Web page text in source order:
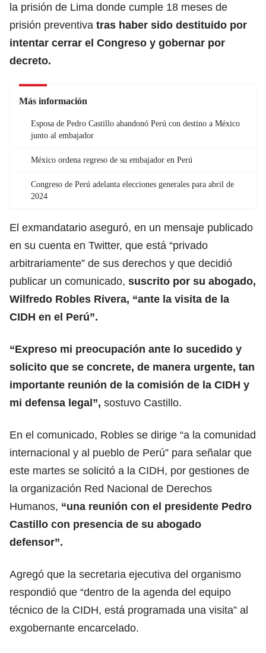
la prisión de Lima donde cumple 18 meses de
prisión preventiva tras haber sido destituido por
intentar cerrar el Congreso y gobernar por
decreto.
Más información
Esposa de Pedro Castillo abandonó Perú con destino a México
junto al embajador
México ordena regreso de su embajador en Perú
Congreso de Perú adelanta elecciones generales para abril de
2024
El exmandatario aseguró, en un mensaje publicado
en su cuenta en Twitter, que está “privado
arbitrariamente” de sus derechos y que decidió
publicar un comunicado, suscrito por su abogado,
Wilfredo Robles Rivera, “ante la visita de la
CIDH en el Perú”.
“Expreso mi preocupación ante lo sucedido y
solicito que se concrete, de manera urgente, tan
importante reunión de la comisión de la CIDH y
mi defensa legal”, sostuvo Castillo.
En el comunicado, Robles se dirige “a la comunidad
internacional y al pueblo de Perú” para señalar que
este martes se solicitó a la CIDH, por gestiones de
la organización Red Nacional de Derechos
Humanos, “una reunión con el presidente Pedro
Castillo con presencia de su abogado
defensor”.
Agregó que la secretaria ejecutiva del organismo
respondió que “dentro de la agenda del equipo
técnico de la CIDH, está programada una visita” al
exgobernante encarcelado.